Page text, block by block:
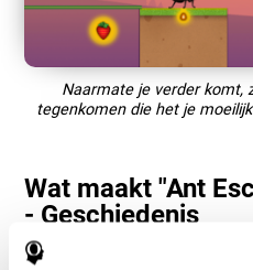
Naarmate je verder komt,
tegenkomen die het je
Wat maakt "Ant
- Geschiedenis
Ant Escape wordt beschouwd